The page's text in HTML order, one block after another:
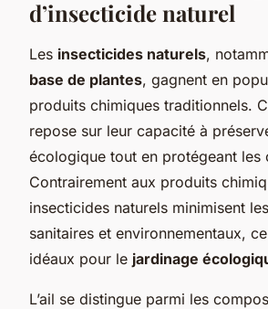
d’insecticide naturel
Les insecticides naturels,
base de plantes, gagnent en
produits chimiques traditionnels.
repose sur leur capacité à
écologique tout en protégeant les
Contrairement aux produits
insecticides naturels minimisent
sanitaires et environnementaux,
idéaux pour le jardinage
L’ail se distingue parmi les